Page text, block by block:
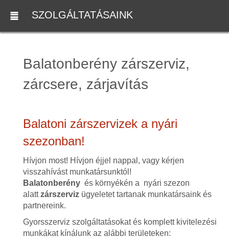
SZOLGÁLTATÁSAINK
Balatonberény zárszerviz,
zárcsere, zárjavítás
Balatoni zárszervizek a nyári
szezonban!
Hívjon most! Hívjon éjjel nappal, vagy kérjen
visszahívást munkatársunktól!
Balatonberényés környékén a nyári szezon
alattzárszervizügyeletet tartanak munkatársaink és
partnereink.
Gyorsszerviz szolgáltatásokat és komplett kivitelezési
munkákat kínálunk az alábbi területeken: